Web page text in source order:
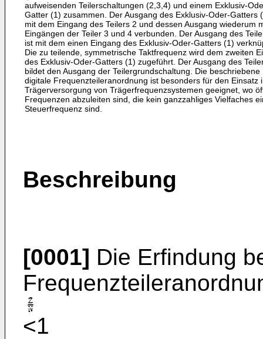
aufweisenden Teilerschaltungen (2,3,4) und einem Exklusiv-
Gatter (1) zusammen. Der Ausgang des Exklusiv-Oder-Gatters
mit dem Eingang des Teilers 2 und dessen Ausgang wiederum
Eingängen der Teiler 3 und 4 verbunden. Der Ausgang des
ist mit dem einen Eingang des Exklusiv-Oder-Gatters (1)
Die zu teilende, symmetrische Taktfrequenz wird dem zweiten
des Exklusiv-Oder-Gatters (1) zugeführt. Der Ausgang des
bildet den Ausgang der Teilergrundschaltung. Die beschriebene
digitale Frequenzteileranordnung ist besonders für den Einsatz
Trägerversorgung von Trägerfrequenzsystemen geeignet, wo
Frequenzen abzuleiten sind, die kein ganzzahliges Vielfaches
Steuerfrequenz sind.
Beschreibung
[0001] Die Erfindung
<1